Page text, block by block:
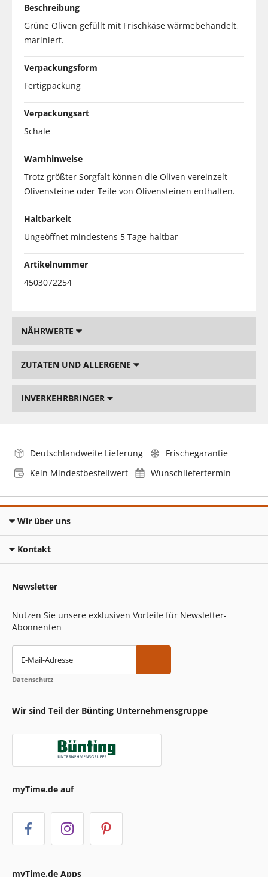
Beschreibung
Grüne Oliven gefüllt mit Frischkäse wärmebehandelt,
mariniert.
Verpackungsform
Fertigpackung
Verpackungsart
Schale
Warnhinweise
Trotz größter Sorgfalt können die Oliven vereinzelt
Olivensteine oder Teile von Olivensteinen enthalten.
Haltbarkeit
Ungeöffnet mindestens 5 Tage haltbar
Artikelnummer
4503072254
NÄHRWERTE
ZUTATEN UND ALLERGENE
INVERKEHRBRINGER
Deutschlandweite Lieferung
Frischegarantie
Kein Mindestbestellwert
Wunschliefertermin
Wir über uns
Kontakt
Newsletter
Nutzen Sie unsere exklusiven Vorteile für Newsletter-
Abonnenten
E-Mail-Adresse
Datenschutz
Wir sind Teil der Bünting Unternehmensgruppe
myTime.de auf
myTime.de Apps